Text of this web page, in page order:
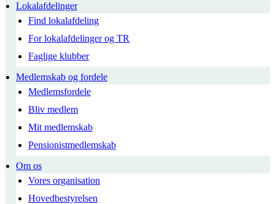
Lokalafdelinger
Find lokalafdeling
For lokalafdelinger og TR
Faglige klubber
Medlemskab og fordele
Medlemsfordele
Bliv medlem
Mit medlemskab
Pensionistmedlemskab
Om os
Vores organisation
Hovedbestyrelsen